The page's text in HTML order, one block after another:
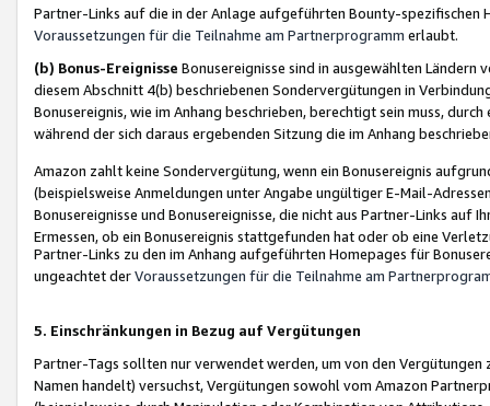
Partner-Links auf die in der Anlage aufgeführten Bounty-spezifischen
Voraussetzungen für die Teilnahme am Partnerprogramm erlaubt.
(b) Bonus-Ereignisse Bonusereignisse sind in ausgewählten Ländern
diesem Abschnitt 4(b) beschriebenen Sondervergütungen in
Bonusereignis, wie im Anhang beschrieben, berechtigt sein muss,
während der sich daraus ergebenden Sitzung die im Anhang
Amazon zahlt keine Sondervergütung, wenn ein Bonusereignis
(beispielsweise Anmeldungen unter Angabe ungültiger E-Mail-
Bonusereignisse und Bonusereignisse, die nicht aus Partner-Links auf
Ermessen, ob ein Bonusereignis stattgefunden hat oder ob eine
Partner-Links zu den im Anhang aufgeführten Homepages für
ungeachtet derVoraussetzungen für die Teilnahme am
5. Einschränkungen in Bezug auf Vergütungen
Partner-Tags sollten nur verwendet werden, um von den
Namen handelt) versuchst, Vergütungen sowohl vom Amazon